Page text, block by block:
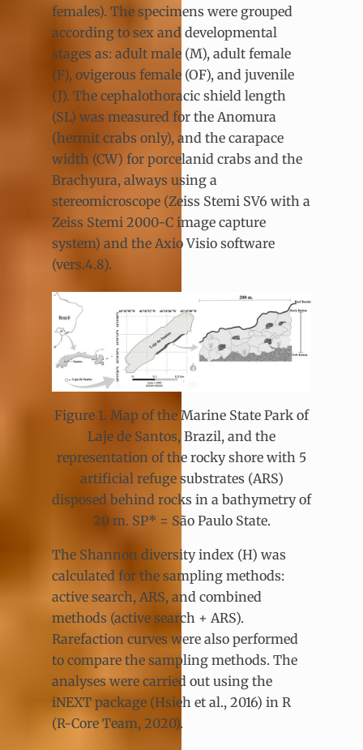
females). The specimens were grouped
according to sex and developmental
stages as: adult male (M), adult female
(F), ovigerous female (OF), and juvenile
(J). The cephalothoracic shield length
(SL) was measured for the Anomura
(hermit crabs only), and the carapace
width (CW) for porcelanid crabs and the
Brachyura, always using a
stereomicroscope (Zeiss Stemi SV6 with a
Zeiss Stemi 2000-C image capture
system) and the Axio Visio software
(vers.4.8).
Figure 1. Map of the Marine State Park of
Laje de Santos, Brazil, and the
representation of the rocky shore with 5
artificial refuge substrates (ARS)
disposed behind rocks in a bathymetry of
20 m. SP* = São Paulo State.
The Shannon diversity index (H) was
calculated for the sampling methods:
active search, ARS, and combined
methods (active search + ARS).
Rarefaction curves were also performed
to compare the sampling methods. The
analyses were carried out using the
iNEXT package (Hsieh et al., 2016) in R
(R-Core Team, 2020).